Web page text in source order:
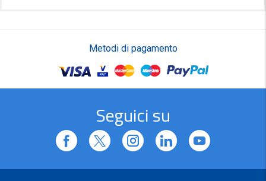
Metodi di pagamento
Seguici su